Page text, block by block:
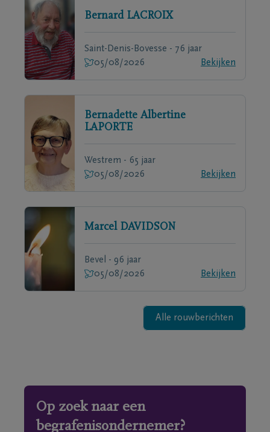
Bernard LACROIX
Saint-Denis-Bovesse - 76 jaar
05/08/2026
Bekijken
Bernadette Albertine
LAPORTE
Westrem - 65 jaar
05/08/2026
Bekijken
Marcel DAVIDSON
Bevel - 96 jaar
05/08/2026
Bekijken
Alle rouwberichten
Op zoek naar een
begrafenisondernemer?